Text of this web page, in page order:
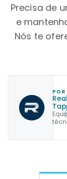
Precisa de
e
Nós te
POR
Real